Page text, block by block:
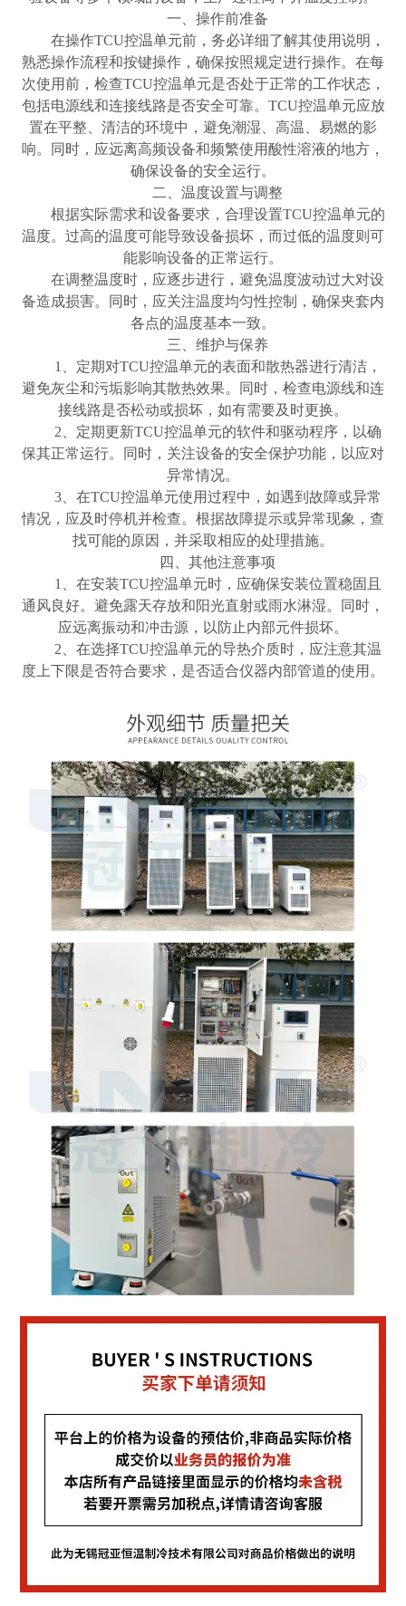
一、操作前准备
在操作TCU控温单元前，务必详细了解其使用说明，
熟悉操作流程和按键操作，确保按照规定进行操作。在每
次使用前，检查TCU控温单元是否处于正常的工作状态，
包括电源线和连接线路是否安全可靠。TCU控温单元应放
置在平整、清洁的环境中，避免潮湿、高温、易燃的影
响。同时，应远离高频设备和频繁使用酸性溶液的地方，
确保设备的安全运行。
二、温度设置与调整
根据实际需求和设备要求，合理设置TCU控温单元的
温度。过高的温度可能导致设备损坏，而过低的温度则可
能影响设备的正常运行。
在调整温度时，应逐步进行，避免温度波动过大对设
备造成损害。同时，应关注温度均匀性控制，确保夹套内
各点的温度基本一致。
三、维护与保养
1、定期对TCU控温单元的表面和散热器进行清洁，
避免灰尘和污垢影响其散热效果。同时，检查电源线和连
接线路是否松动或损坏，如有需要及时更换。
2、定期更新TCU控温单元的软件和驱动程序，以确
保其正常运行。同时，关注设备的安全保护功能，以应对
异常情况。
3、在TCU控温单元使用过程中，如遇到故障或异常
情况，应及时停机并检查。根据故障提示或异常现象，查
找可能的原因，并采取相应的处理措施。
四、其他注意事项
1、在安装TCU控温单元时，应确保安装位置稳固且
通风良好。避免露天存放和阳光直射或雨水淋湿。同时，
应远离振动和冲击源，以防止内部元件损坏。
2、在选择TCU控温单元的导热介质时，应注意其温
度上下限是否符合要求，是否适合仪器内部管道的使用。